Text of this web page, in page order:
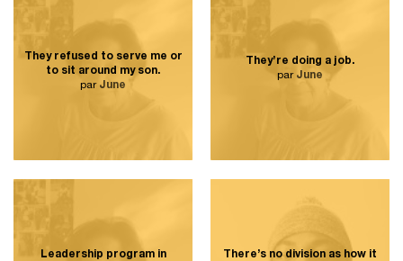
They refused to serve me or
to sit around my son.
par June
They’re doing a job.
par June
Leadership program in
There’s no division as how it